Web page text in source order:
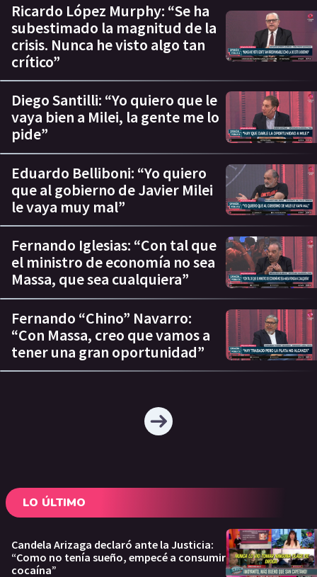
Ricardo López Murphy: “Se ha
subestimado la magnitud de la
crisis. Nunca he visto algo tan
crítico”
Diego Santilli: “Yo quiero que le
vaya bien a Milei, la gente me lo
pide”
Eduardo Belliboni: “Yo quiero
que al gobierno de Javier Milei
le vaya muy mal”
Fernando Iglesias: “Con tal que
el ministro de economía no sea
Massa, que sea cualquiera”
Fernando “Chino” Navarro:
“Con Massa, creo que vamos a
tener una gran oportunidad”
LO ÚLTIMO
Candela Arizaga declaró ante la Justicia:
“Como no tenía sueño, empecé a consumir
cocaína”